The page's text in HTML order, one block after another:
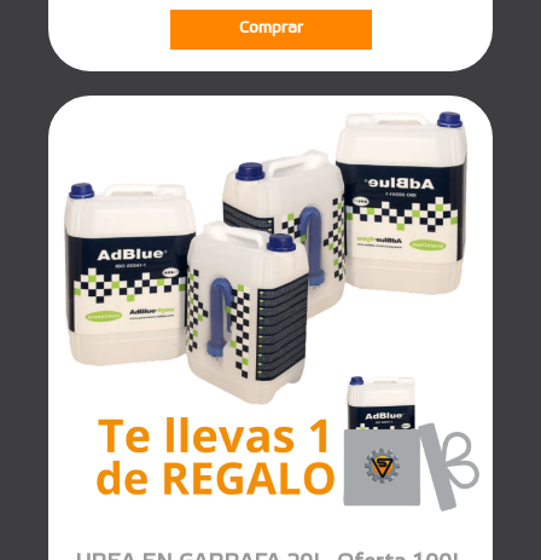
Comprar